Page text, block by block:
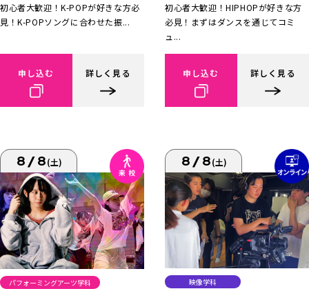
初心者大歓迎！K-POPが好きな方必
見！K-POPソングに合わせた振...
申し込む 詳しく見る
初心者大歓迎！HIPHOPが好きな方
必見！まずはダンスを通じてコミ
ュ...
申し込む 詳しく見る
8/8(土)
パフォーミングアーツ学科
8/8(土)
映像学科